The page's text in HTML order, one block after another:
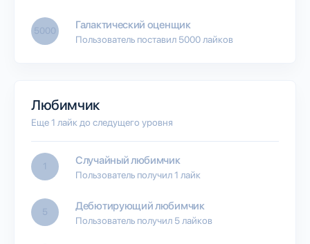
5000 Галактический оценщик
Пользователь поставил 5000 лайков
Любимчик
Еще 1 лайк до следущего уровня
1 Случайный любимчик
Пользователь получил 1 лайк
5 Дебютирующий любимчик
Пользователь получил 5 лайков